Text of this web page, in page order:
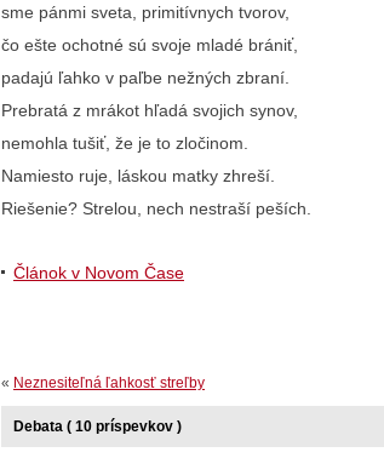
sme pánmi sveta, primitívnych tvorov,
čo ešte ochotné sú svoje mladé brániť,
padajú ľahko v paľbe nežných zbraní.
Prebratá z mrákot hľadá svojich synov,
nemohla tušiť, že je to zločinom.
Namiesto ruje, láskou matky zhreší.
Riešenie? Strelou, nech nestraší peších.
Článok v Novom Čase
« Neznesiteľná ľahkosť streľby
Debata ( 10 príspevkov )